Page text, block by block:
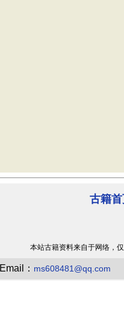
古籍
本站古籍资料来自于网络，
Email： ms608481@qq.com